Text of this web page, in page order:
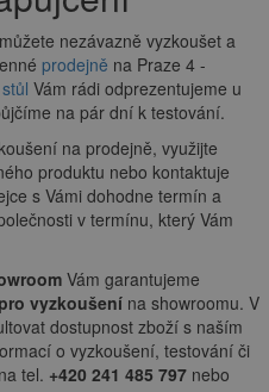
nezávazně vyzkoušet a
prodejně na Praze 4 -
Vám rádi odprezentujeme u
na pár dní k testování.
na prodejně, využijte
produktu nebo kontaktuje
s Vámi dohodne termín a
v termínu, který Vám
Vám garantujeme
vyzkoušení na showroomu. V
dostupnost zboží s naším
o vyzkoušení, testování či
tel. +420 241 485 797 nebo